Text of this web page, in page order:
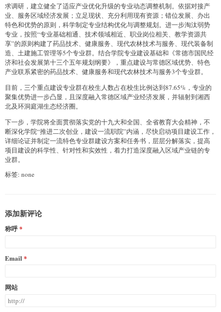
求调研，建立健全了适应产业优化升级的专业动态调整机制。依据对接产
业、服务区域经济发展；立足现状、充分利用现有资源；错位发展、办出
特色和优势的原则，科学制定专业结构优化与调整规划。进一步淘汰弱势
专业，按照“专业基础相通、技术领域相近、职业岗位相关、教学资源共
享”的原则构建了药品技术、健康服务、现代农林技术与服务、现代装备制
造、土建施工管理等5个专业群。结合学院专业建设基础和《常德市国民经
济和社会发展第十三个五年规划纲要》，重点建设与常德区域优势、特色
产业联系紧密的药品技术、健康服务和现代农林技术与服务3个专业群。
目前，三个重点建设专业群在校生人数占在校生比例达到87.65%，专业的
聚集优势进一步凸显，且深度融入常德区域产业经济发展，并辐射到湘西
北及环洞庭湖生态经济圈。
下一步，学院将全面贯彻落实党的十九大和全国、全省教育大会精神，不
断深化学院“推进二次创业，建设一流职院”内涵，尽快启动项目建设工作，
详细论证并制定一流特色专业群建设方案和任务书，层层分解落实，提高
项目建设的科学性、针对性和实效性，着力打造深度融入区域产业链的专
业群。
标签: none
添加新评论
称呼
Email
网站